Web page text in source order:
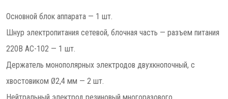
Основной блок аппарата — 1 шт.
Шнур электропитания сетевой, блочная часть — разъем питания
220В AC-102 — 1 шт.
Держатель монополярных электродов двухкнопочный, с
хвостовиком Ø2,4 мм — 2 шт.